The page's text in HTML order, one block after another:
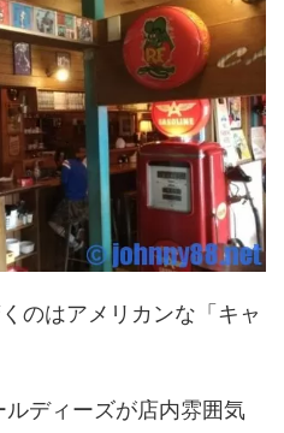
のはアメリカンな「キャ
ディーズが店内雰囲気